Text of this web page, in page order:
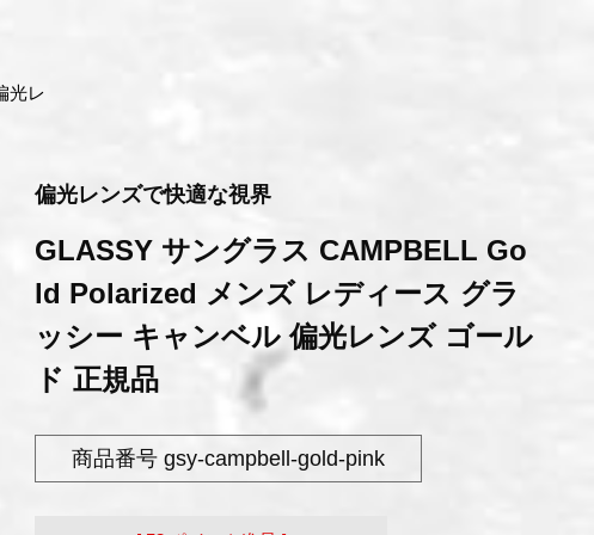
光レ
偏光レンズで快適な視界
GLASSY サングラス CAMPBELL Go
ld Polarized メンズ レディース グラ
ッシー キャンベル 偏光レンズ ゴール
ド 正規品
商品番号 gsy-campbell-gold-pink